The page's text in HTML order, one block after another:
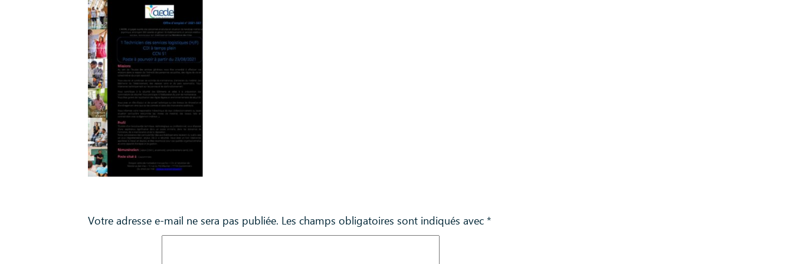
Votre adresse e-mail ne sera pas publiée. Les champs obligatoires sont indiqués avec*